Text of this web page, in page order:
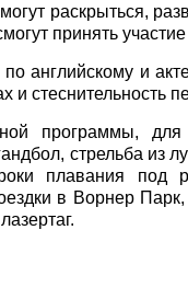
раскрыться,
принять
английскому и
и стеснительность
программы, для
стрельба из
плавания под
в Ворнер